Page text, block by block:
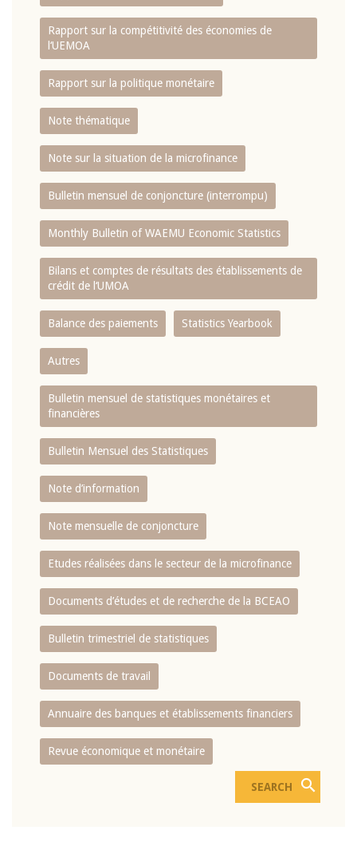
Rapport sur la compétitivité des économies de
l‘UEMOA
Rapport sur la politique monétaire
Note thématique
Note sur la situation de la microfinance
Bulletin mensuel de conjoncture (interrompu)
Monthly Bulletin of WAEMU Economic Statistics
Bilans et comptes de résultats des établissements de
crédit de l‘UMOA
Balance des paiements Statistics Yearbook
Autres
Bulletin mensuel de statistiques monétaires et
financières
Bulletin Mensuel des Statistiques
Note d’information
Note mensuelle de conjoncture
Etudes réalisées dans le secteur de la microfinance
Documents d’études et de recherche de la BCEAO
Bulletin trimestriel de statistiques
Documents de travail
Annuaire des banques et établissements financiers
Revue économique et monétaire